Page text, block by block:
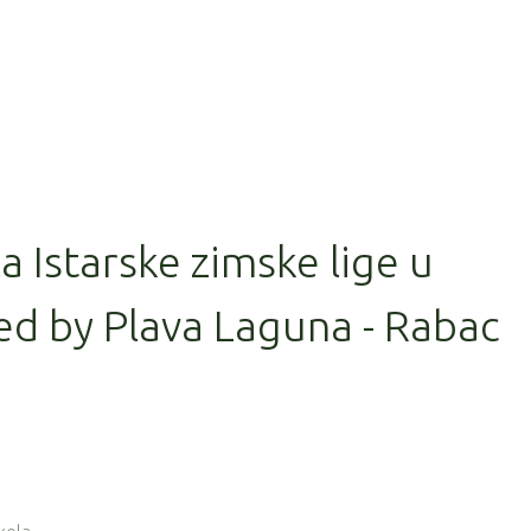
Istarske zimske lige u
by Plava Laguna - Rabac